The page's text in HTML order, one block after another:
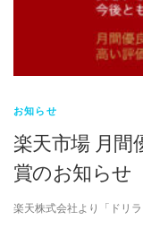
お知らせ
楽天市場 月間
賞のお知らせ
楽天株式会社より「ドリ